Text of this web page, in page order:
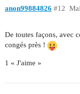
anon99884826 #12
De toutes façons, avec
congés près !
1 « J'aime »